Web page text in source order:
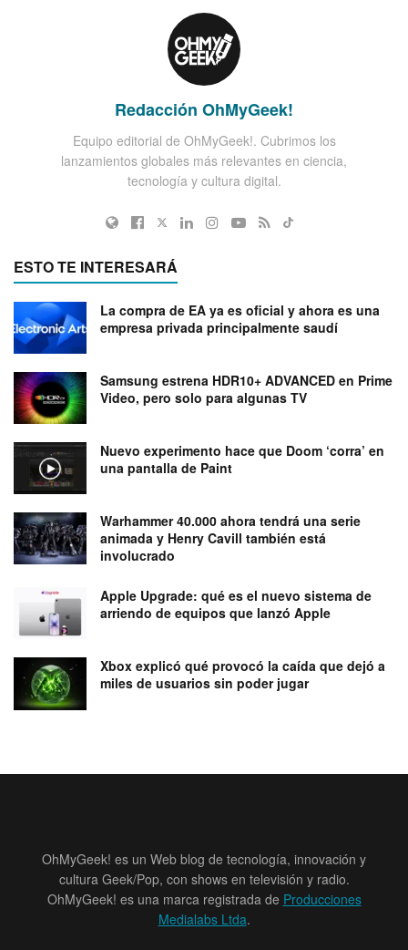
Redacción OhMyGeek!
Equipo editorial de OhMyGeek!. Cubrimos los
lanzamientos globales más relevantes en ciencia,
tecnología y cultura digital.
ESTO TE INTERESARÁ
La compra de EA ya es oficial y ahora es una
empresa privada principalmente saudí
Samsung estrena HDR10+ ADVANCED en Prime
Video, pero solo para algunas TV
Nuevo experimento hace que Doom ‘corra’ en
una pantalla de Paint
Warhammer 40.000 ahora tendrá una serie
animada y Henry Cavill también está
involucrado
Apple Upgrade: qué es el nuevo sistema de
arriendo de equipos que lanzó Apple
Xbox explicó qué provocó la caída que dejó a
miles de usuarios sin poder jugar
OhMyGeek! es un Web blog de tecnología, innovación y
cultura Geek/Pop, con shows en televisión y radio.
OhMyGeek! es una marca registrada de Producciones
Medialabs Ltda.